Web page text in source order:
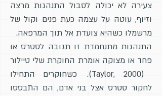
צעירה לא יכולה לסבול התנהגות מרצה
וזיוף, עוטה על עצמה כעת פנים וקול של
מרשמלו כשהיא צועדת אל תוך המרפאה.
התנהגות מתנחמדת זו תגובה לסטרס או
פחד או מצוקה אומרת החוקרת שלי טיילור
(Taylor, 2000). כשחוקרים התחילו
לחקור סטרס אצל בני אדם, הם התבססו